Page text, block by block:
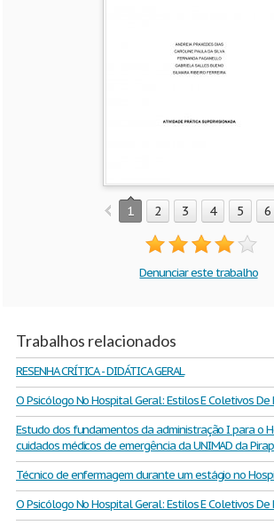
1 2 3 4 5 6
Denunciar este trabalho
Trabalhos relacionados
RESENHA CRÍTICA - DIDÁTICA GERAL
O Psicólogo No Hospital Geral: Estilos E Coletivos
Estudo dos fundamentos da administração I para o
cuidados médicos de emergência da UNIMAD da
Técnico de enfermagem durante um estágio no
O Psicólogo No Hospital Geral: Estilos E Coletivos